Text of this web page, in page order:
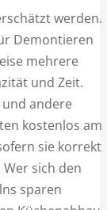
werden.
Demontieren
mehrere
und Zeit.
andere
kostenlos am
sie korrekt
sich den
sparen